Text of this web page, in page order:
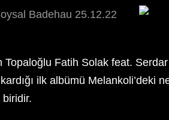
Fatih Solak feat.
ilk albümü Melankoli’deki